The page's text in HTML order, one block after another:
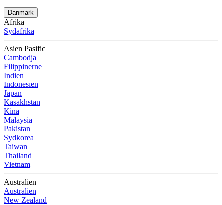
Danmark
Afrika
Sydafrika
Asien Pasific
Cambodja
Filippinerne
Indien
Indonesien
Japan
Kasakhstan
Kina
Malaysia
Pakistan
Sydkorea
Taiwan
Thailand
Vietnam
Australien
Australien
New Zealand